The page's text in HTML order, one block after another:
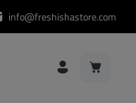
info@freshishastore.com